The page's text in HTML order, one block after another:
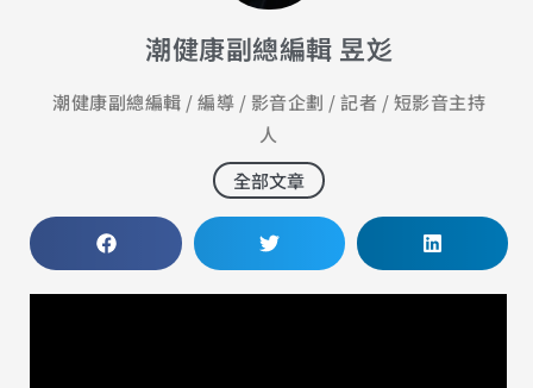
潮健康副總編輯 昱彣
潮健康副總編輯 / 編導 / 影音企劃 / 記者 / 短影音主持
人
全部文章